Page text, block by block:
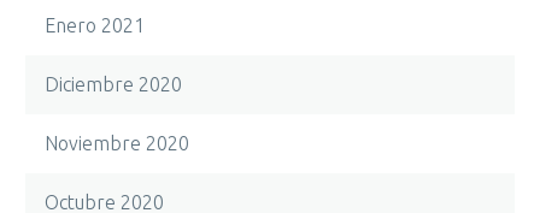
Enero 2021
Diciembre 2020
Noviembre 2020
Octubre 2020